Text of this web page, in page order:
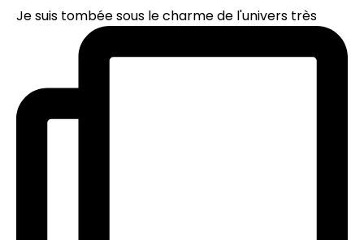
Je suis tombée sous le charme de l'univers très